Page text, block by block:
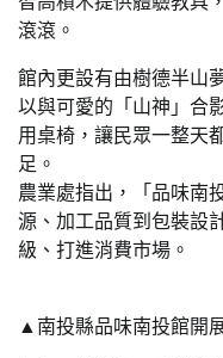
滾滾。
館內更設有由樹德半山
以與可愛的「山神」合
用桌椅，讓民眾一整天
足。
農業處指出，「品味南
源、加工品質到包裝設
級、打進消費市場。
▲南投縣品味南投館開